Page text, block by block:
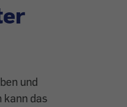
und
kann das